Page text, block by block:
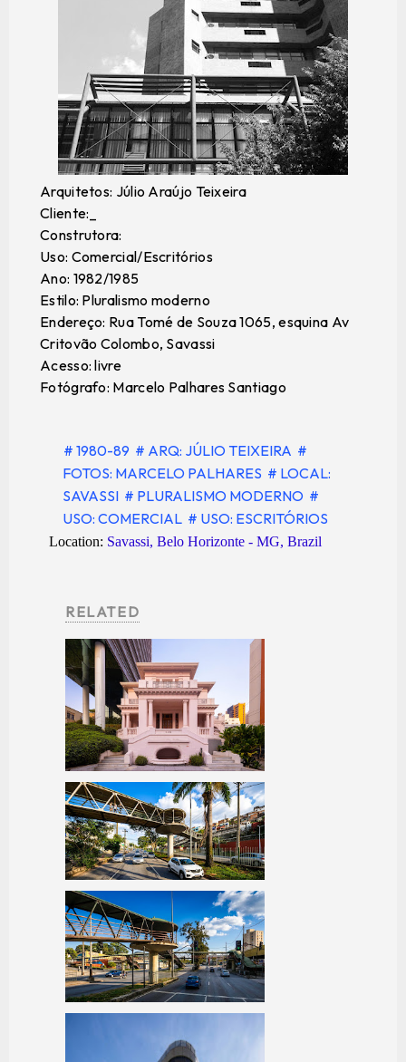
Arquitetos: Júlio Araújo Teixeira
Cliente:_
Construtora:
Uso: Comercial/Escritórios
Ano: 1982/1985
Estilo: Pluralismo moderno
Endereço: Rua Tomé de Souza 1065, esquina Av
Critovão Colombo, Savassi
Acesso: livre
Fotógrafo: Marcelo Palhares Santiago
# 1980-89 # ARQ: JÚLIO TEIXEIRA #
FOTOS: MARCELO PALHARES # LOCAL:
SAVASSI # PLURALISMO MODERNO #
USO: COMERCIAL # USO: ESCRITÓRIOS
Location: Savassi, Belo Horizonte - MG, Brazil
RELATED